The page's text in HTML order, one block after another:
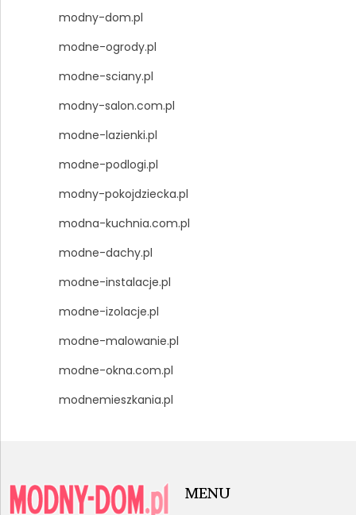
modny-dom.pl
modne-ogrody.pl
modne-sciany.pl
modny-salon.com.pl
modne-lazienki.pl
modne-podlogi.pl
modny-pokojdziecka.pl
modna-kuchnia.com.pl
modne-dachy.pl
modne-instalacje.pl
modne-izolacje.pl
modne-malowanie.pl
modne-okna.com.pl
modnemieszkania.pl
MENU